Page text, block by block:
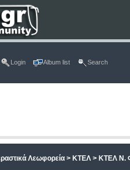
Login Album list Search
Λεωφορεία> ΚΤΕΛ> ΚΤΕΛ Ν.